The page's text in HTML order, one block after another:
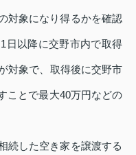
対象になり得るかを確認
日以降に交野市内で取得
対象で、取得後に交野市
ことで最大40万円などの
続した空き家を譲渡する